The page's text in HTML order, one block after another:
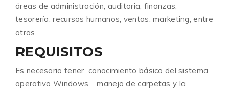
áreas de administración, auditoria, finanzas,
tesorería, recursos humanos, ventas, marketing, entre
otras.
REQUISITOS
Es necesario tener conocimiento básico del sistema
operativo Windows, manejo de carpetas y la